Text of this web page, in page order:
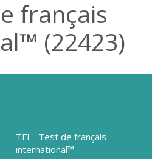
français
(22423)
TFI - Test de français
international™